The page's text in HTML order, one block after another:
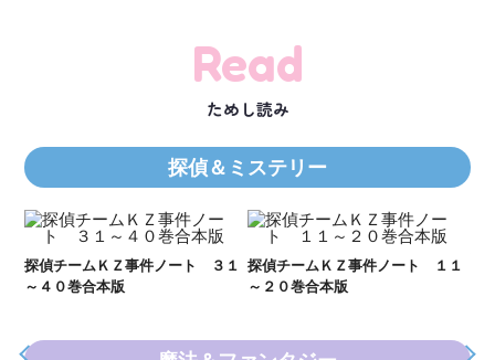
Read
ためし読み
探偵＆ミステリー
探偵チームＫＺ事件ノート ３１
～４０巻合本版
探偵チームＫＺ事件ノート １１
～２０巻合本版